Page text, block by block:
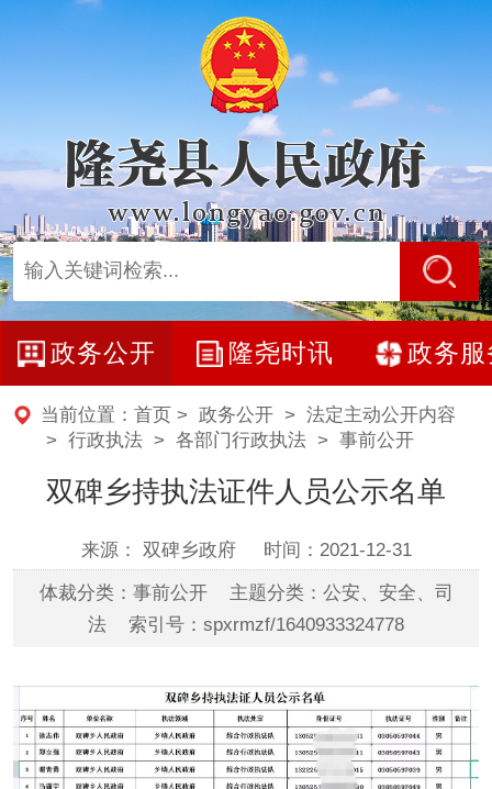
政务公开 隆尧时讯 政务服
当前位置： 首页 > 政务公开> 法定主动公开内容
> 行政执法 > 各部门行政执法> 事前公开
双碑乡持执法证件人员公示名单
来源： 双碑乡政府 时间：2021-12-31
体裁分类：事前公开 主题分类：公安、安全、司
法 索引号：spxrmzf/1640933324778